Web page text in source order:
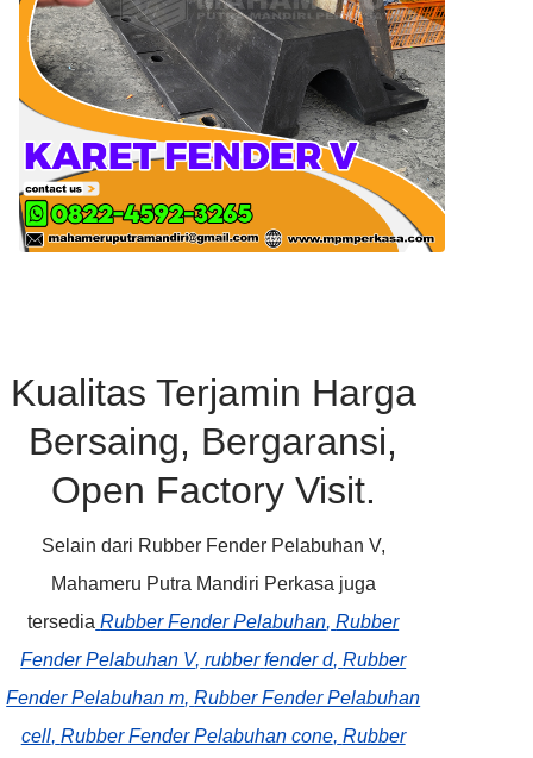
Kualitas Terjamin Harga
Bersaing, Bergaransi,
Open Factory Visit.
Selain dari Rubber Fender Pelabuhan V,
Mahameru Putra Mandiri Perkasa juga
tersedia Rubber Fender Pelabuhan, Rubber
Fender Pelabuhan V, rubber fender d, Rubber
Fender Pelabuhan m, Rubber Fender Pelabuhan
cell, Rubber Fender Pelabuhan cone, Rubber